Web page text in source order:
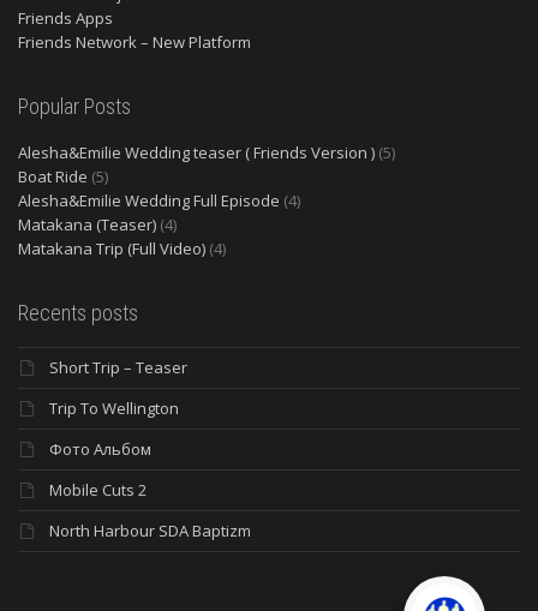
Friends Apps
Friends Network – New Platform
Popular Posts
Alesha&Emilie Wedding teaser ( Friends Version ) (5)
Boat Ride (5)
Alesha&Emilie Wedding Full Episode (4)
Matakana (Teaser) (4)
Matakana Trip (Full Video) (4)
Recents posts
Short Trip – Teaser
Trip To Wellington
Фото Альбом
Mobile Cuts 2
North Harbour SDA Baptizm